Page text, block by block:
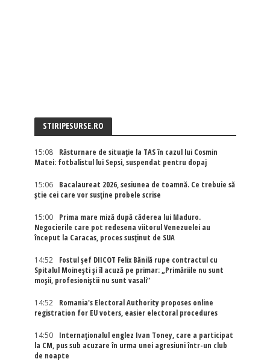
STIRIPESURSE.RO
15:08
Răsturnare de situație la TAS în cazul lui Cosmin
Matei: fotbalistul lui Sepsi, suspendat pentru dopaj
15:06
Bacalaureat 2026, sesiunea de toamnă. Ce trebuie să
știe cei care vor susține probele scrise
15:00
Prima mare miză după căderea lui Maduro.
Negocierile care pot redesena viitorul Venezuelei au
început la Caracas, proces susținut de SUA
14:52
Fostul șef DIICOT Felix Bănilă rupe contractul cu
Spitalul Moinești și îl acuză pe primar: „Primăriile nu sunt
moșii, profesioniștii nu sunt vasali”
14:52
Romania's Electoral Authority proposes online
registration for EU voters, easier electoral procedures
14:50
Internaţionalul englez Ivan Toney, care a participat
la CM, pus sub acuzare în urma unei agresiuni într-un club
de noapte